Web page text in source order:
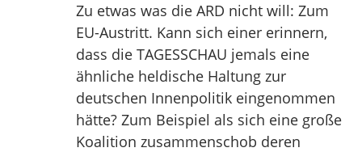
Zu etwas was die ARD nicht will: Zum
EU-Austritt. Kann sich einer erinnern,
dass die TAGESSCHAU jemals eine
ähnliche heldische Haltung zur
deutschen Innenpolitik eingenommen
hätte? Zum Beispiel als sich eine große
Koalition zusammenschob deren